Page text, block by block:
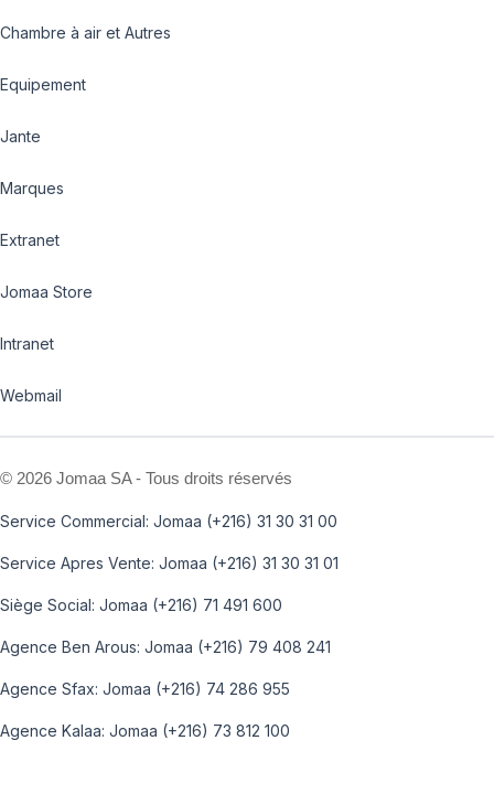
Chambre à air et Autres
Equipement
Jante
Marques
Extranet
Jomaa Store
Intranet
Webmail
© 2026 Jomaa SA - Tous droits réservés
Service Commercial: Jomaa (+216) 31 30 31 00
Service Apres Vente: Jomaa (+216) 31 30 31 01
Siège Social: Jomaa (+216) 71 491 600
Agence Ben Arous: Jomaa (+216) 79 408 241
Agence Sfax: Jomaa (+216) 74 286 955
Agence Kalaa: Jomaa (+216) 73 812 100